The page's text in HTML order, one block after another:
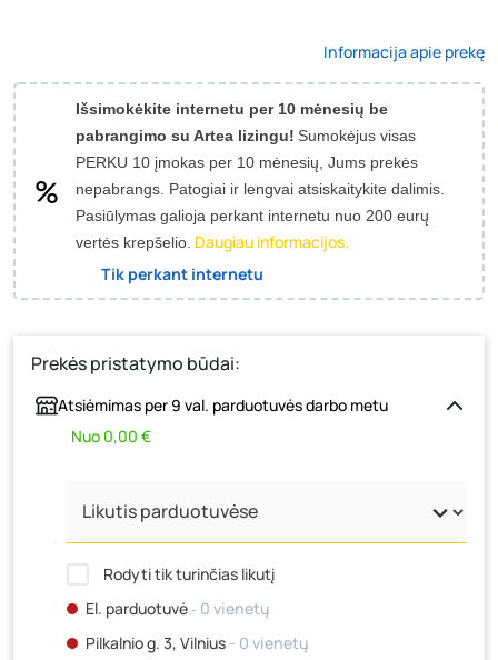
Informacija apie prekę
Išsimokėkite internetu per 10 mėnesių be
pabrangimo su Artea lizingu! Sumokėjus visas
PERKU 10 įmokas per 10 mėnesių, Jums prekės
nepabrangs. Patogiai ir lengvai atsiskaitykite dalimis.
Pasiūlymas galioja perkant internetu nuo 200 eurų
vertės krepšelio. Daugiau informacijos.
Tik perkant internetu
Prekės pristatymo būdai:
Atsiėmimas per 9 val. parduotuvės darbo metu
Nuo 0,00 €
Rodyti tik turinčias likutį
El. parduotuvė‐ 0 vienetų
Pilkalnio g. 3, Vilnius - 0 vienetų